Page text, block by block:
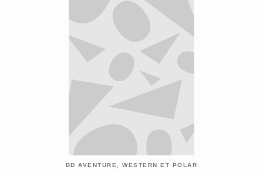
BD AVENTURE, WESTERN ET POLAR